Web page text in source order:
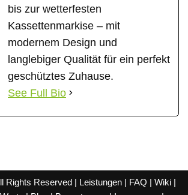
bis zur wetterfesten
Kassettenmarkise – mit
modernem Design und
langlebiger Qualität für ein perfekt
geschütztes Zuhause.
See Full Bio
Rights Reserved | Leistungen | FAQ | Wiki |